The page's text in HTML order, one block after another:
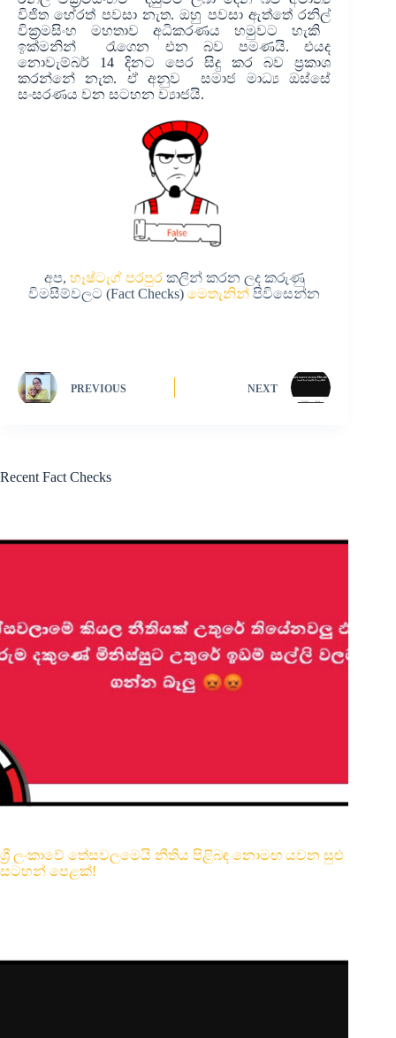
විජිත හේරත් පවසා නැත. ඔහු පවසා ඇත්තේරනිල්
වික්‍රමසිංහ මහතාව අධිකරණය හමුවට හැකි
ඉක්මනින් රැගෙන එන බව පමණයි. එයද
නොවැම්බර් 14 දිනට පෙර සිදු කර බව ප්‍රකාශ
කරන්නේ නැත. ඒ අනුව සමාජ මාධ්‍ය ඔස්සේ
සංසරණය වන සටහන ව්‍යාජයි.
අප, හෑෂ්ටැග් පරපුරකලින් කරන ලද කරුණු
විමසීම්වලට (Fact Checks)මෙතැනින් පිවිසෙන්න
PREVIOUS NEXT
Recent Fact Checks
ශ්‍රී ලංකාවේ තේසවලමෙයි නීතිය පිළිබඳ නොමඟ යවන සුළු
සටහන් පෙළක්!